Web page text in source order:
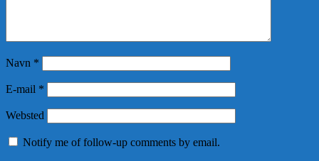
Navn *
E-mail *
Websted
Notify me of follow-up comments by email.